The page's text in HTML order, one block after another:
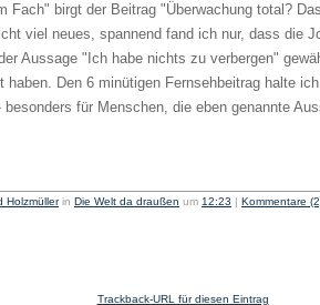
Fach" birgt der Beitrag "Überwachung total?
viel neues, spannend fand ich nur, dass die
Aussage "Ich habe nichts zu verbergen"
haben. Den 6 minütigen Fernsehbeitrag halte
für Menschen, die eben genannte
Holzmüllerin Die Welt da draußen um 12:23 | Kommentare
Trackback-URL für diesen Eintrag